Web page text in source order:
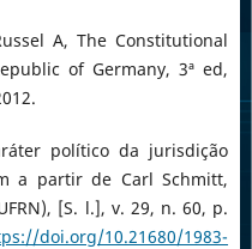
A, The Constitutional
of Germany, 3ª ed,
político da jurisdição
a partir de Carl Schmitt,
[S. l.], v. 29, n. 60, p.
doi.org/10.21680/1983-